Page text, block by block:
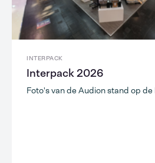
INTERPACK
Interpack 2026
Foto's van de Audion stand op